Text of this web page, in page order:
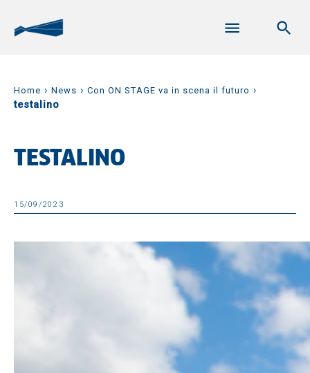
Home › News › Con ON STAGE va in scena il futuro ›
testalino
TESTALINO
15/09/2023